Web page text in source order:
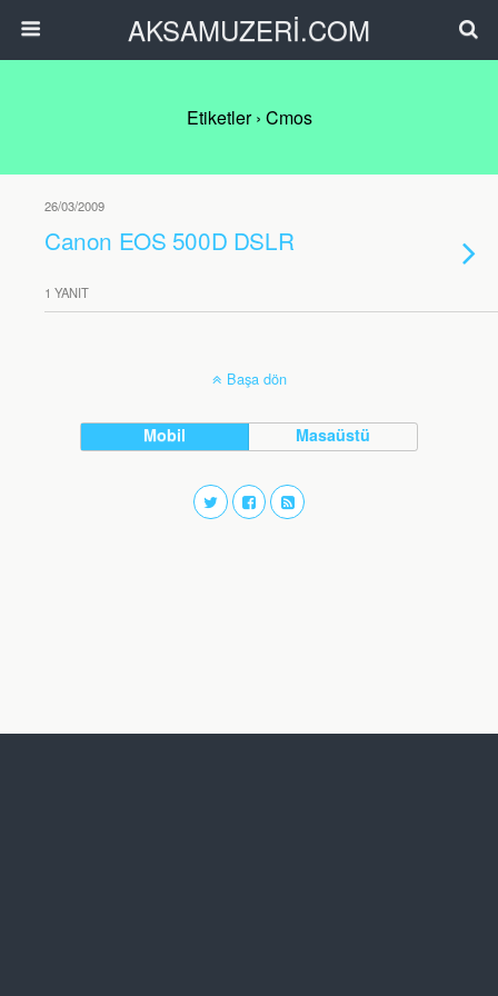
AKSAMUZERİ.COM
Etiketler › Cmos
26/03/2009
Canon EOS 500D DSLR
1 YANIT
Başa dön
Mobil Masaüstü